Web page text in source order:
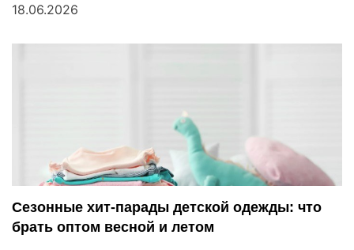
18.06.2026
Сезонные хит-парады детской одежды: что
брать оптом весной и летом